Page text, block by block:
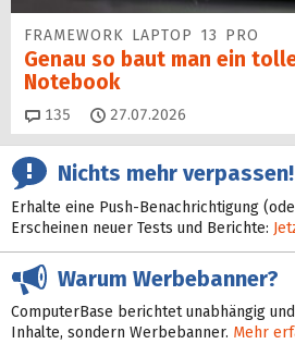
FRAMEWORK LAPTOP 13 PRO
Genau so baut man ein
Notebook
135 Kommentare
27.07.2026
Nichts mehr verpassen!
Erhalte eine Push-Benachrichtigung
Erscheinen neuer Tests und Berichte:
Warum Werbebanner?
ComputerBase berichtet unabhängig
Inhalte, sondern Werbebanner. Mehr